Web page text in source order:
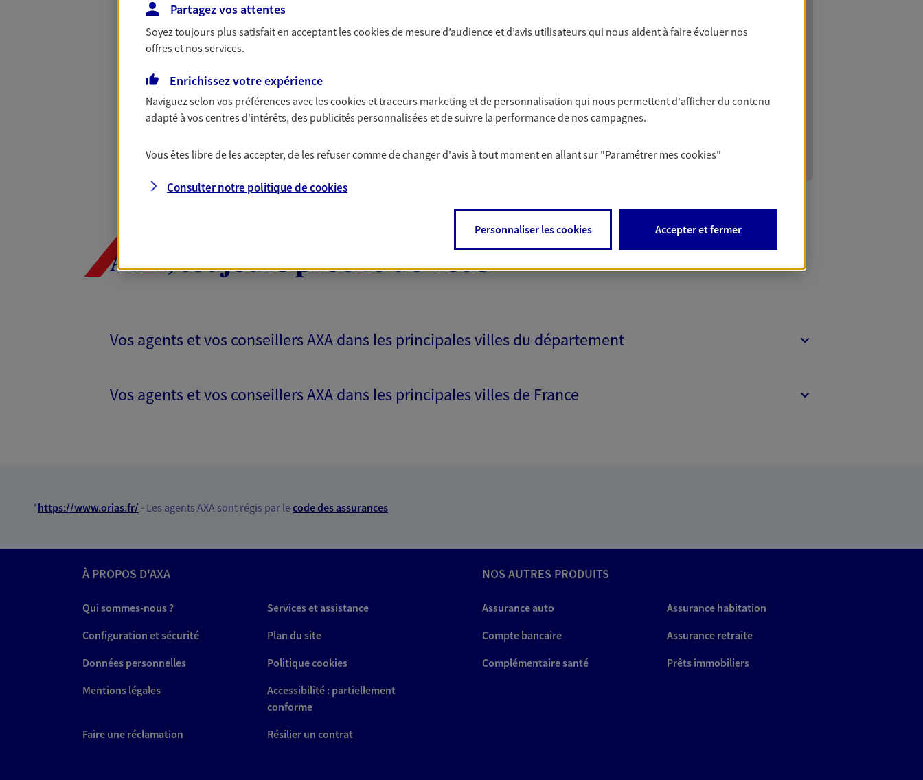
AXA, toujours proche de vous
Vos agents et vos conseillers AXA dans les principales villes du département
Vos agents et vos conseillers AXA dans les principales villes de France
*https://www.orias.fr/ - Les agents AXA sont régis par lecode des assurances
À PROPOS D'AXA
Qui sommes-nous ?
Services et assistance
Configuration et sécurité
Plan du site
Données personnelles
Politique cookies
Mentions légales
Accessibilité : partiellement
conforme
Faire une réclamation
Résilier un contrat
NOS AUTRES PRODUITS
Assurance auto
Assurance habitation
Compte bancaire
Assurance retraite
Complémentaire santé
Prêts immobiliers
Partagez vos attentes
Soyez toujours plus satisfait en acceptant lescookiesde mesure d’audience et d’avis utilisateurs qui nous aident à faire évoluer nos
offres et nos services.
Enrichissez votre expérience
Naviguez selon vos préférences avec lescookies et traceurs marketing et de personnalisation qui nous permettent d'afficher du contenu
adapté à vos centres d'intérêts, des publicités personnalisées et de suivre la performance de nos campagnes.
Vous êtes libre de les accepter, de les refuser comme de changer d'avis à tout moment en allant sur "Paramétrer mescookies"
Consulter notre politique decookies
Personnaliser les cookies Accepter et fermer